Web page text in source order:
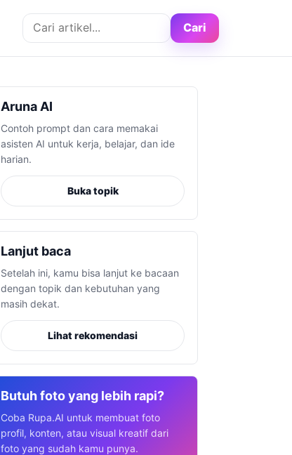
Cari artikel Cari
Aruna AI
Contoh prompt dan cara memakai
asisten AI untuk kerja, belajar, dan ide
harian.
Buka topik
Lanjut baca
Setelah ini, kamu bisa lanjut ke bacaan
dengan topik dan kebutuhan yang
masih dekat.
Lihat rekomendasi
Butuh foto yang lebih rapi?
Coba Rupa.AI untuk membuat foto
profil, konten, atau visual kreatif dari
foto yang sudah kamu punya.